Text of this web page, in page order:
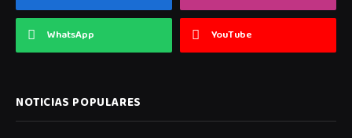
WhatsApp YouTube
NOTICIAS POPULARES